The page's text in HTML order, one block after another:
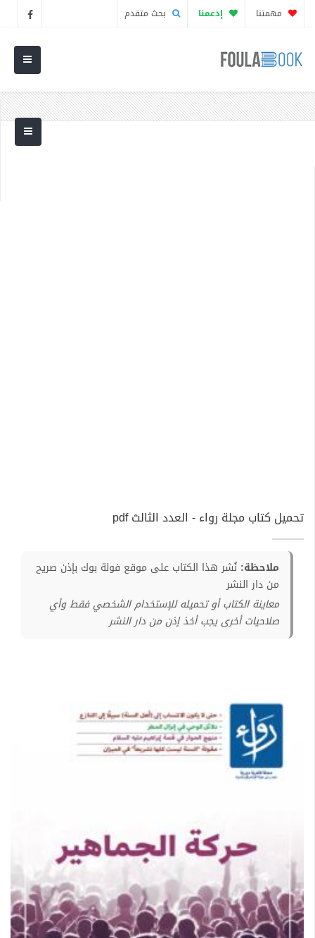
مهمتنا إدعمنا بحث متقدم
تحميل كتاب مجلة رواء - العدد الثالث pdf
ملاحظة: نُشر هذا الكتاب على موقع فولة بوك بإذن صريح
من دار النشر
معاينة الكتاب أو تحميله للإستخدام الشخصي فقط وأي
صلاحيات أخرى يجب أخذ إذن من دار النشر